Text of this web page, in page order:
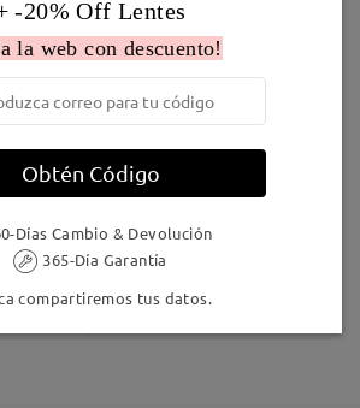
9,95 € TR97008
-20% Off Lentes
la web con descuento!
Obtén Código
Días Cambio & Devolución
365-Día Garantía
compartiremos tus datos.